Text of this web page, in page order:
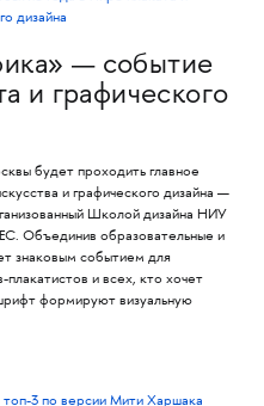
— событие
и графического
будет проходить главное
и графического дизайна —
Школой дизайна НИУ
Объединив образовательные и
знаковым событием для
и всех, кто хочет
формируют визуальную